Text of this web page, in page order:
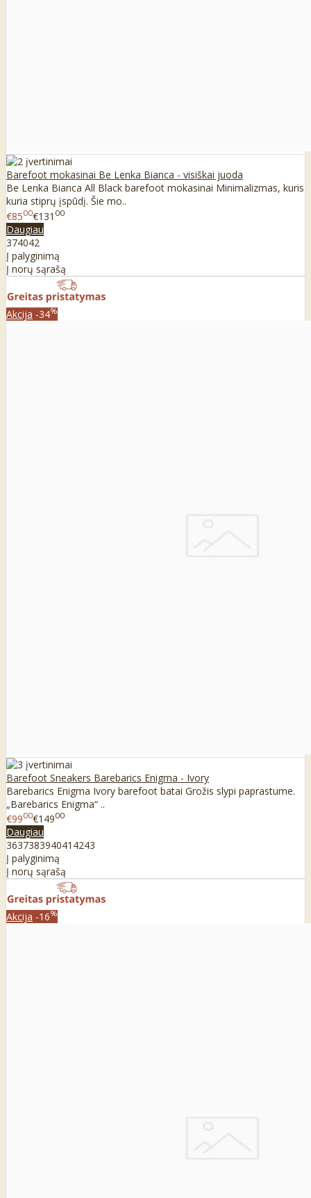
Barefoot mokasinai Be Lenka Bianca - visiškai juoda
Be Lenka Bianca All Black barefoot mokasinai Minimalizmas, kuris
kuria stiprų įspūdį. Šie mo..
€8500€131 00
Daugiau
374042
Į palyginimą
Į norų sąrašą
Akcija -34%
Barefoot Sneakers Barebarics Enigma - Ivory
Barebarics Enigma Ivory barefoot batai Grožis slypi paprastume.
„Barebarics Enigma“ ..
€9900€14900
Daugiau
363738394041 4243
Į palyginimą
Į norų sąrašą
Akcija -16%